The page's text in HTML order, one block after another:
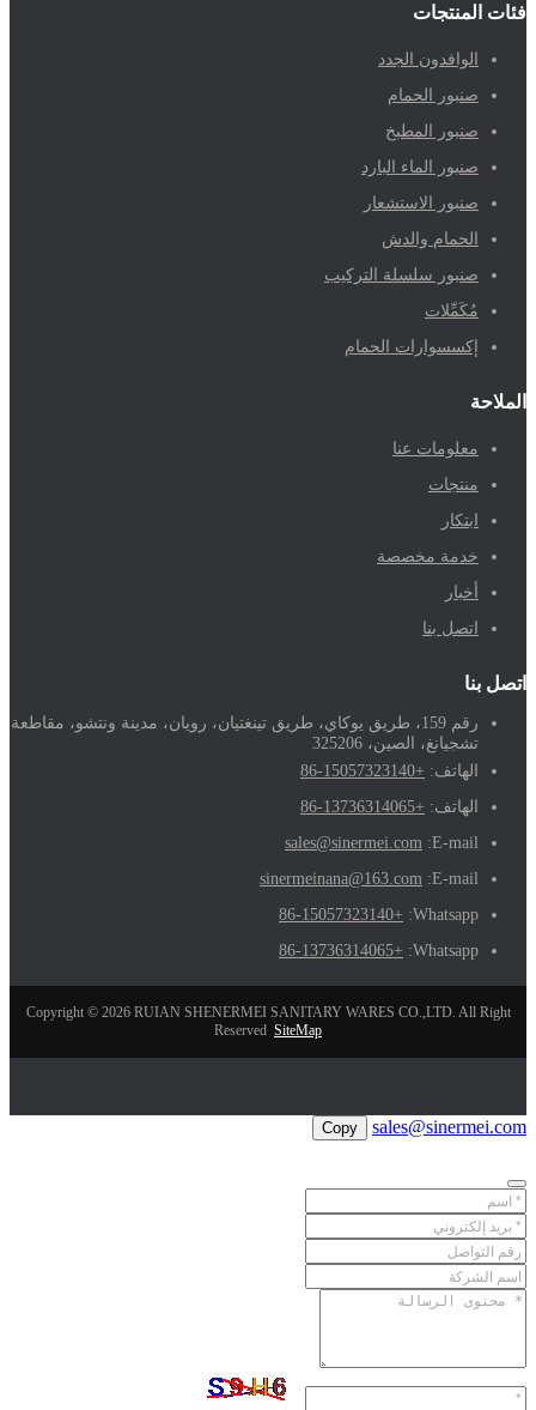
فئات المنتجات
الوافدون الجدد
صنبور الحمام
صنبور المطبخ
صنبور الماء البارد
صنبور الاستشعار
الحمام والدش
صنبور سلسلة التركيب
مُكَمِّلات
إكسسوارات الحمام
الملاحة
معلومات عنا
منتجات
ابتكار
خدمة مخصصة
أخبار
اتصل بنا
اتصل بنا
رقم 159، طريق يوكاي، طريق تينغتيان، رويان، مدينة ونتشو، مقاطعة
تشجيانغ، الصين، 325206
الهاتف: +86-15057323140
الهاتف: +86-13736314065
E-mail:
sales@sinermei.com
E-mail:
sinermeinana@163.com
Whatsapp:
+86-15057323140
Whatsapp:
+86-13736314065
Copyright © 2026 RUIAN SHENERMEI SANITARY WARES CO.,LTD. All Right
Reserved SiteMap
sales@sinermei.com
Copy